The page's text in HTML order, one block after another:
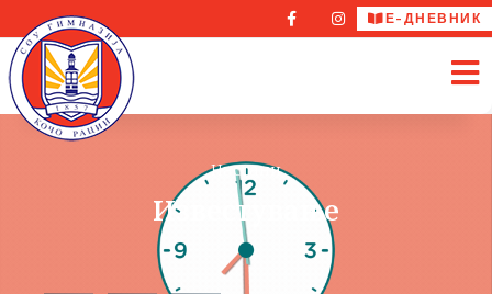
Е-ДНЕВНИК
Настани
Известување